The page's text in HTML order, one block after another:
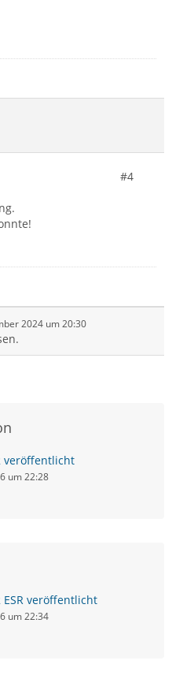
#4
2024 um 20:30
veröffentlicht
um 22:28
veröffentlicht
um 22:34